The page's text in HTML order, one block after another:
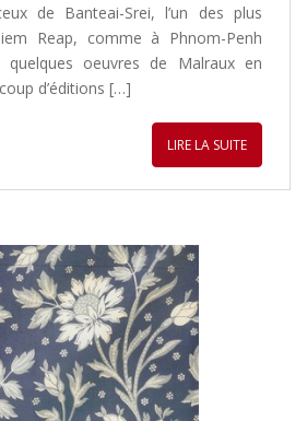
de Banteai-Srei, l’un des plus
Reap, comme à Phnom-Penh
quelques oeuvres de Malraux en
d’éditions […]
LIRE LA SUITE